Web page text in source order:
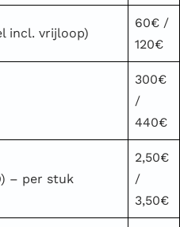
incl. vrijloop)
60€ /
120€
300€
/
440€
– per stuk
2,50€
/
3,50€